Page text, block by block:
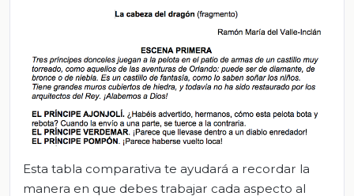
Esta tabla comparativa te ayudará a recordar la
manera en que debes trabajar cada aspecto al